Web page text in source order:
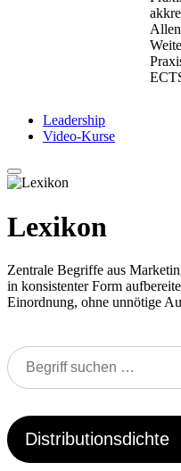
Leadership
Video-Kurse
Lexikon
Zentrale Begriffe aus
in konsistenter Form
Einordnung, ohne unnötige
Distributionsdichte